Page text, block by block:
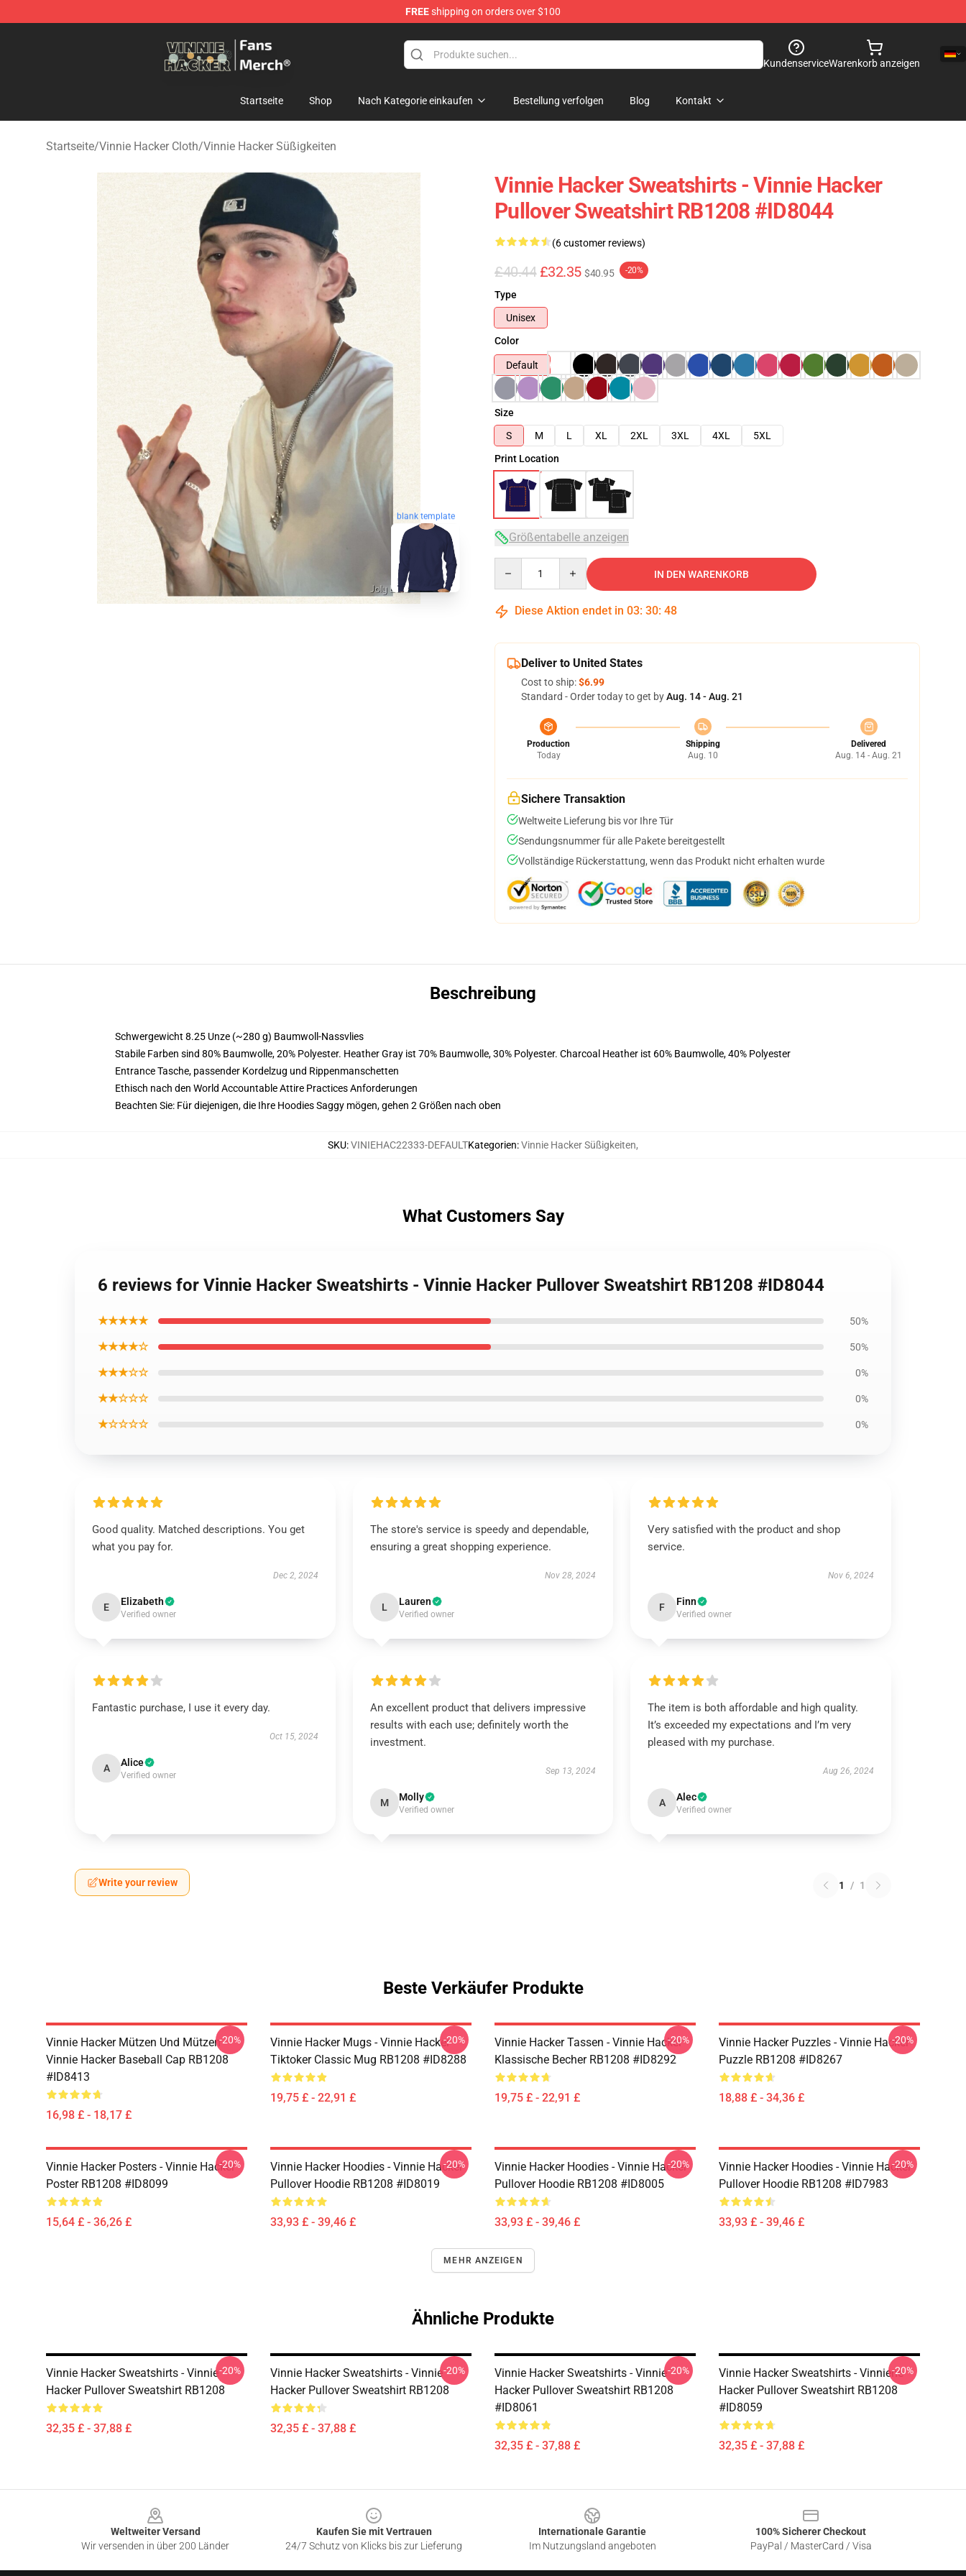
FREEshipping on orders over $100
KundenserviceWarenkorb anzeigen
Startseite Shop Nach Kategorie einkaufen Bestellung verfolgen Blog Kontakt
Startseite/Vinnie Hacker Cloth/Vinnie Hacker Süßigkeiten
blank template
Vinnie Hacker Sweatshirts - Vinnie Hacker
Pullover Sweatshirt RB1208 #ID8044
(6 customer reviews)
£40.44 £32.35 $40.95 -20%
Type
Unisex
Color
Default
Size
S
M L XL 2XL 3XL 4XL
5XL
Print Location
Größentabelle anzeigen
IN DEN WARENKORB
Diese Aktion endet in 03: 30: 47
Deliver to United States
Cost to ship:$6.99
Standard - Order today to get byAug. 14 - Aug. 21
Production
Today
Shipping
Aug. 10
Delivered
Aug. 14 - Aug. 21
Sichere Transaktion
Weltweite Lieferung bis vor Ihre Tür
Sendungsnummer für alle Pakete bereitgestellt
Vollständige Rückerstattung, wenn das Produkt nicht erhalten wurde
Beschreibung
Schwergewicht 8.25 Unze (~280 g) Baumwoll-Nassvlies
Stabile Farben sind 80% Baumwolle, 20% Polyester. Heather Gray ist 70% Baumwolle, 30% Polyester. Charcoal Heather ist 60% Baumwolle, 40% Polyester
Entrance Tasche, passender Kordelzug und Rippenmanschetten
Ethisch nach den World Accountable Attire Practices Anforderungen
Beachten Sie: Für diejenigen, die Ihre Hoodies Saggy mögen, gehen 2 Größen nach oben
SKU:VINIEHAC22333-DEFAULTKategorien:Vinnie Hacker Süßigkeiten,
What Customers Say
6 reviews for Vinnie Hacker Sweatshirts - Vinnie Hacker Pullover Sweatshirt RB1208 #ID8044
★★★★★ 50%
★★★★☆ 50%
★★★☆☆ 0%
★★☆☆☆ 0%
★☆☆☆☆ 0%
Good quality. Matched descriptions. You get
what you pay for.
Dec 2, 2024
E Elizabeth
Verified owner
The store's service is speedy and dependable,
ensuring a great shopping experience.
Nov 28, 2024
L Lauren
Verified owner
Very satisfied with the product and shop
service.
Nov 6, 2024
F Finn
Verified owner
Fantastic purchase, I use it every day.
Oct 15, 2024
A Alice
Verified owner
An excellent product that delivers impressive
results with each use; definitely worth the
investment.
Sep 13, 2024
M Molly
Verified owner
The item is both affordable and high quality.
It’s exceeded my expectations and I’m very
pleased with my purchase.
Aug 26, 2024
A Alec
Verified owner
Write your review 1 / 1
Beste Verkäufer Produkte
Vinnie Hacker Mützen Und Mützen -
Vinnie Hacker Baseball Cap RB1208
#ID8413
16,98 £ - 18,17 £
-20%
Vinnie Hacker Mugs - Vinnie Hacker
Tiktoker Classic Mug RB1208 #ID8288
19,75 £ - 22,91 £
-20%
Vinnie Hacker Tassen - Vinnie Hacker
Klassische Becher RB1208 #ID8292
19,75 £ - 22,91 £
-20%
Vinnie Hacker Puzzles - Vinnie Hacker
Puzzle RB1208 #ID8267
18,88 £ - 34,36 £
-20%
Vinnie Hacker Posters - Vinnie Hacker
Poster RB1208 #ID8099
15,64 £ - 36,26 £
-20%
Vinnie Hacker Hoodies - Vinnie Hacker
Pullover Hoodie RB1208 #ID8019
33,93 £ - 39,46 £
-20%
Vinnie Hacker Hoodies - Vinnie Hacker
Pullover Hoodie RB1208 #ID8005
33,93 £ - 39,46 £
-20%
Vinnie Hacker Hoodies - Vinnie Hacker
Pullover Hoodie RB1208 #ID7983
33,93 £ - 39,46 £
-20%
MEHR ANZEIGEN
Ähnliche Produkte
Vinnie Hacker Sweatshirts - Vinnie
Hacker Pullover Sweatshirt RB1208
32,35 £ - 37,88 £
-20%
Vinnie Hacker Sweatshirts - Vinnie
Hacker Pullover Sweatshirt RB1208
32,35 £ - 37,88 £
-20%
Vinnie Hacker Sweatshirts - Vinnie
Hacker Pullover Sweatshirt RB1208
#ID8061
32,35 £ - 37,88 £
-20%
Vinnie Hacker Sweatshirts - Vinniene
Hacker Pullover Sweatshirt RB1208
#ID8059
32,35 £ - 37,88 £
-20%
Weltweiter Versand
Wir versenden in über 200 Länder
Kaufen Sie mit Vertrauen
24/7 Schutz von Klicks bis zur Lieferung
Internationale Garantie
Im Nutzungsland angeboten
100% Sicherer Checkout
PayPal / MasterCard / Visa